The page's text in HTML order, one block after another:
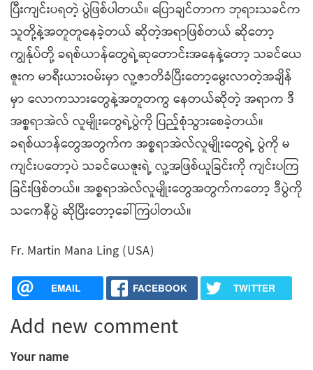
ပြီးကျင်းပရတဲ့ ပွဲဖြစ်ပါတယ်။ ပြောချင်တာက ဘုရားသခင်က
သူတို့နဲ့အတူတူနေခဲ့တယ် ဆိုတဲ့အရာဖြစ်တယ် ဆိုတော့
ကျွန်ုပ်တို့ ခရစ်ယာန်တွေရဲ့ဆုတောင်းအနေနဲ့တော့ သခင်ယေ
ဇူးက မာရီးယားဝမ်းမှာ လူ့ဇာတိခံပြီးတော့မွေးလာတဲ့အချိန်
မှာ လောကသားတွေနဲ့အတူတကွ နေတယ်ဆိုတဲ့ အရာက ဒီ
အစ္စရာအဲလ် လူမျိုးတွေရဲ့ပွဲကို ပြည့်စုံသွားစေခဲ့တယ်။
ခရစ်ယာန်တွေအတွက်က အစ္စရာအဲလ်လူမျိုးတွေရဲ့ ပွဲကို မ
ကျင်းပတော့ပဲ သခင်ယေဇူးရဲ့ လူ့အဖြစ်ယူခြင်းကို ကျင်းပကြ
ခြင်းဖြစ်တယ်။ အစ္စရာအဲလ်လူမျိုးတွေအတွက်ကတော့ ဒီပွဲကို
သကေနီပွဲ ဆိုပြီးတော့ခေါ်ကြပါတယ်။
Fr. Martin Mana Ling (USA)
EMAIL FACEBOOK TWITTER
Add new comment
Your name